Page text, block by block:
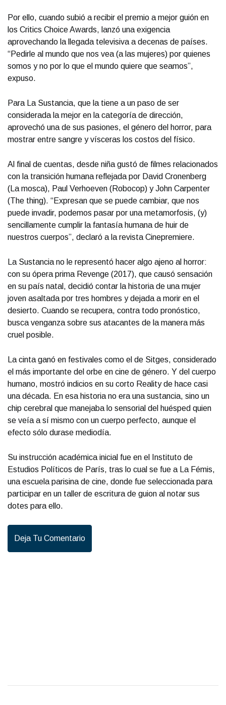
Por ello, cuando subió a recibir el premio a mejor guión en
los Critics Choice Awards, lanzó una exigencia
aprovechando la llegada televisiva a decenas de países.
“Pedirle al mundo que nos vea (a las mujeres) por quienes
somos y no por lo que el mundo quiere que seamos”,
expuso.
Para La Sustancia, que la tiene a un paso de ser
considerada la mejor en la categoría de dirección,
aprovechó una de sus pasiones, el género del horror, para
mostrar entre sangre y vísceras los costos del físico.
Al final de cuentas, desde niña gustó de filmes relacionados
con la transición humana reflejada por David Cronenberg
(La mosca), Paul Verhoeven (Robocop) y John Carpenter
(The thing). “Expresan que se puede cambiar, que nos
puede invadir, podemos pasar por una metamorfosis, (y)
sencillamente cumplir la fantasía humana de huir de
nuestros cuerpos”, declaró a la revista Cinepremiere.
La Sustancia no le representó hacer algo ajeno al horror:
con su ópera prima Revenge (2017), que causó sensación
en su país natal, decidió contar la historia de una mujer
joven asaltada por tres hombres y dejada a morir en el
desierto. Cuando se recupera, contra todo pronóstico,
busca venganza sobre sus atacantes de la manera más
cruel posible.
La cinta ganó en festivales como el de Sitges, considerado
el más importante del orbe en cine de género. Y del cuerpo
humano, mostró indicios en su corto Reality de hace casi
una década. En esa historia no era una sustancia, sino un
chip cerebral que manejaba lo sensorial del huésped quien
se veía a sí mismo con un cuerpo perfecto, aunque el
efecto sólo durase mediodía.
Su instrucción académica inicial fue en el Instituto de
Estudios Políticos de París, tras lo cual se fue a La Fémis,
una escuela parisina de cine, donde fue seleccionada para
participar en un taller de escritura de guion al notar sus
dotes para ello.
Deja Tu Comentario